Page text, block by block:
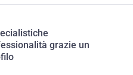
grazie un